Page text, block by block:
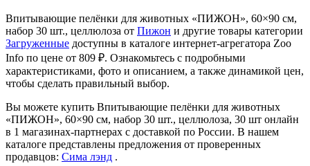
Впитывающие пелёнки для животных «ПИЖОН», 60×90 см,
набор 30 шт., целлюлоза от Пижон и другие товары категории
Загруженные доступны в каталоге интернет-агрегатора Zoo
Info по цене от 809 ₽. Ознакомьтесь с подробными
характеристиками, фото и описанием, а также динамикой цен,
чтобы сделать правильный выбор.
Вы можете купить Впитывающие пелёнки для животных
«ПИЖОН», 60×90 см, набор 30 шт., целлюлоза, 30 шт онлайн
в 1 магазинах-партнерах с доставкой по России. В нашем
каталоге представлены предложения от проверенных
продавцов: Сима лэнд .